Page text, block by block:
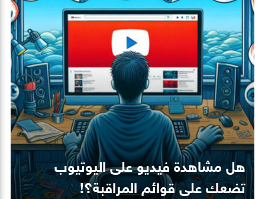
هل مشاهدة فيديو على اليوتيوب
تضعك على قوائم المراقبة؟!